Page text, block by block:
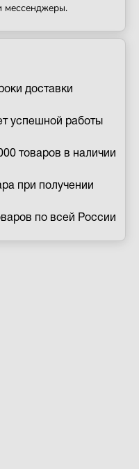
мессенджеры.
доставки
успешной работы
товаров в наличии
при получении
по всей России